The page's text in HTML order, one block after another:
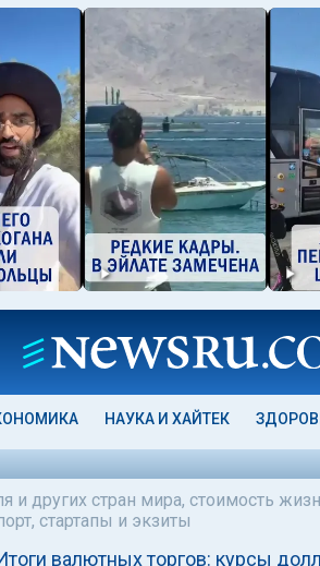
НАУКА И ХАЙТЕК
других стран мира, стоимость
стартапы и экзиты
валютных торгов: курсы